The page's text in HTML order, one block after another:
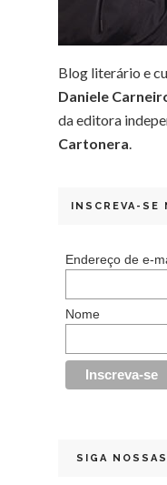
Blog literário e
Daniele
da editora
Cartonera.
INSCREVA-
Endereço de e-
Nome
SIGA